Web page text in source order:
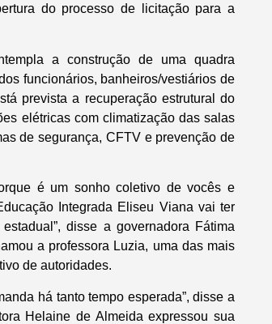
do processo de licitação para a
a construção de uma quadra
funcionários, banheiros/vestiários de
prevista a recuperação estrutural do
elétricas com climatização das salas
de segurança, CFTV e prevenção de
é um sonho coletivo de vocês e
Integrada Eliseu Viana vai ter
disse a governadora Fátima
a professora Luzia, uma das mais
de autoridades.
há tanto tempo esperada”, disse a
Helaine de Almeida expressou sua